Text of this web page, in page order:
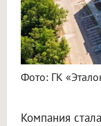
Фото: ГК
Компания